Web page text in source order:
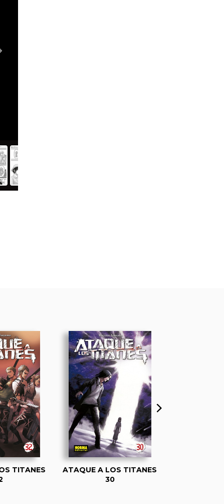
TITANES
ATAQUE A LOS TITANES
30